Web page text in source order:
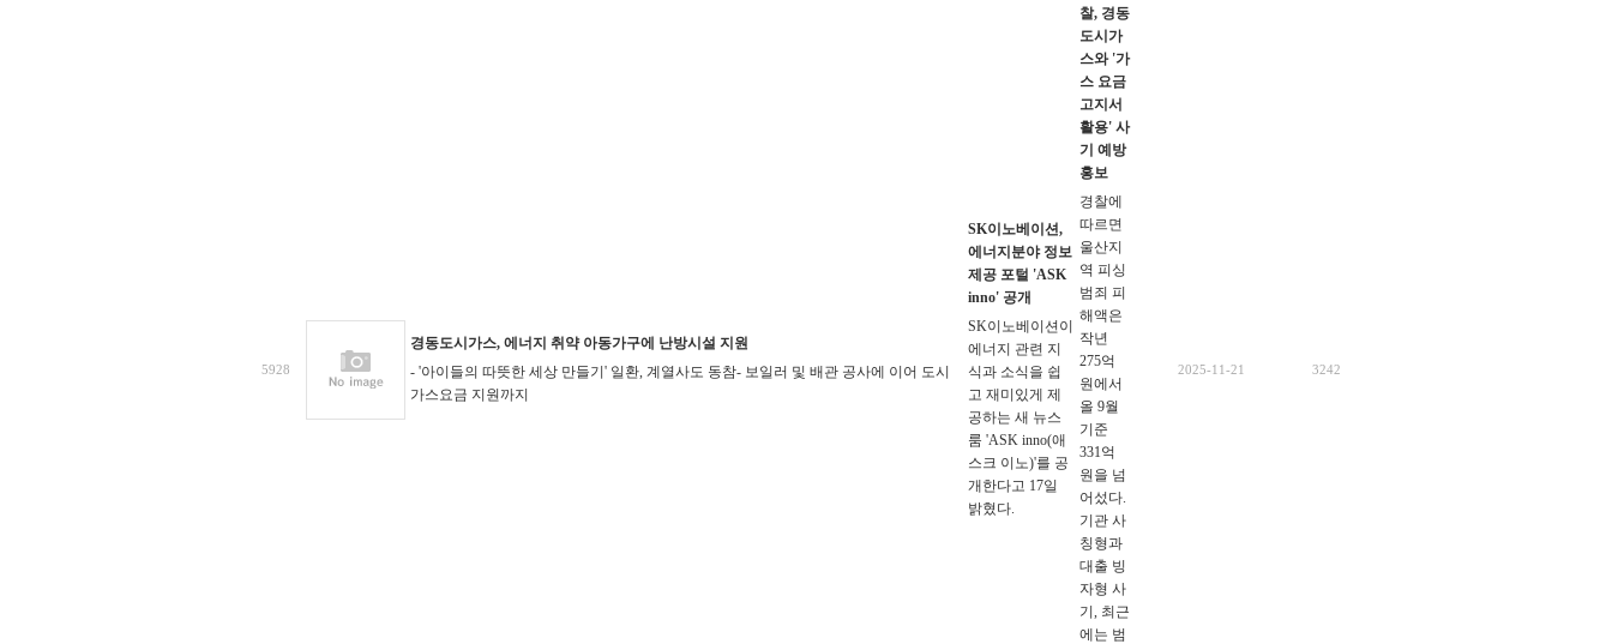
5928
경동도시가스, 에너지 취약 아동가구에 난방시설 지원
- '아이들의 따뜻한 세상 만들기' 일환, 계열사도 동참- 보일러 및 배관 공사에 이어 도시
가스요금 지원까지
SK이노베이션,
에너지분야 정보
제공 포털 'ASK
inno' 공개
SK이노베이션이
에너지 관련 지
식과 소식을 쉽
고 재미있게 제
공하는 새 뉴스
룸 'ASK inno(애
스크 이노)'를 공
개한다고 17일
밝혔다.
찰, 경동
도시가
스와 '가
스 요금
고지서
활용' 사
기 예방
홍보
경찰에
따르면
울산지
역 피싱
범죄 피
해액은
작년
275억
원에서
올 9월
기준
331억
원을 넘
어섰다.
기관 사
칭형과
대출 빙
자형 사
기, 최근
에는 범
2025-11-21 3242